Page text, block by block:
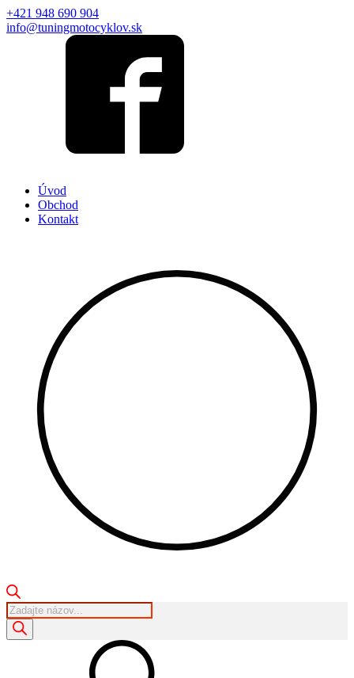
+421 948 690 904
info@tuningmotocyklov.sk
Úvod
Obchod
Kontakt
Products
search